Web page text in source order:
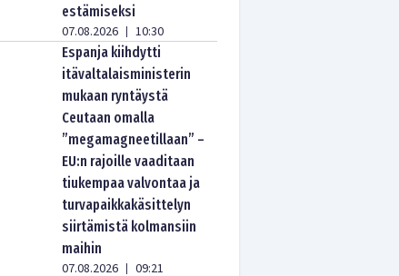
estämiseksi
07.08.2026 | 10:30
Espanja kiihdytti
itävaltalaisministerin
mukaan ryntäystä
Ceutaan omalla
”megamagneetillaan” –
EU:n rajoille vaaditaan
tiukempaa valvontaa ja
turvapaikkakäsittelyn
siirtämistä kolmansiin
maihin
07.08.2026 | 09:21